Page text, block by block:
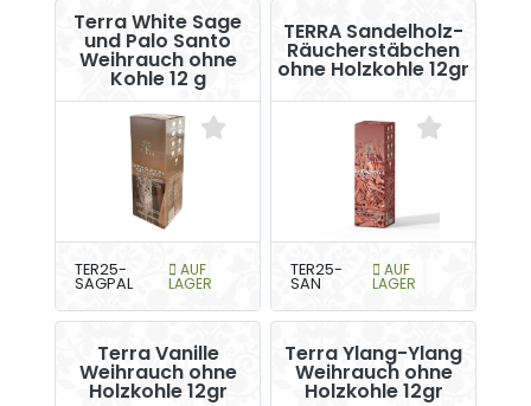
Terra White Sage
und Palo Santo
Weihrauch ohne
Kohle 12 g
TER25-
SAGPAL
AUF
LAGER
TERRA Sandelholz-
Räucherstäbchen
ohne Holzkohle 12gr
TER25-
SAN
AUF
LAGER
Terra Vanille
Weihrauch ohne
Holzkohle 12gr
Terra Ylang-Ylang
Weihrauch ohne
Holzkohle 12gr